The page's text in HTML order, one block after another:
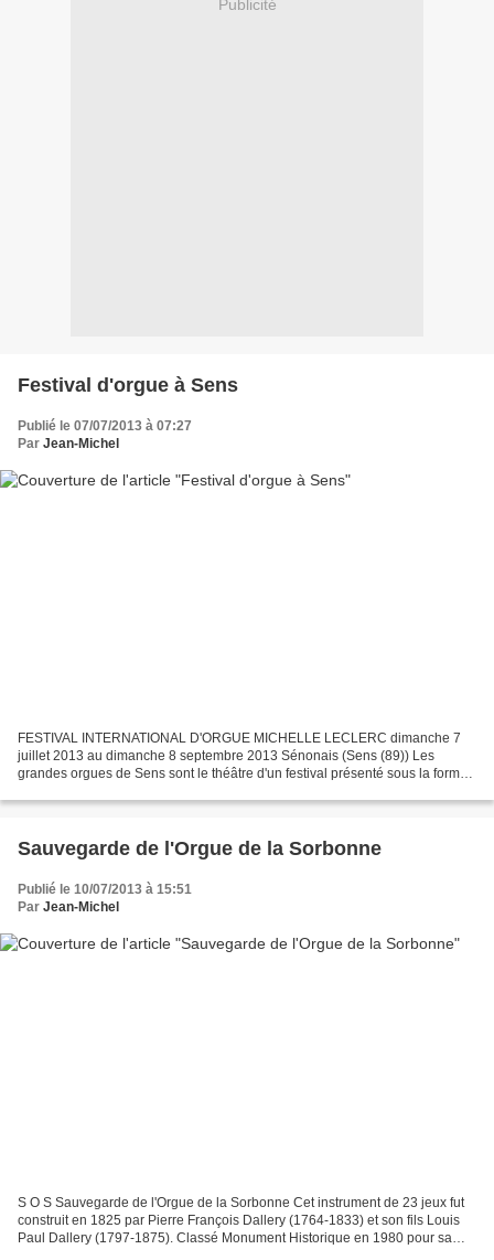
Publicité
Festival d'orgue à Sens
Publié le 07/07/2013 à 07:27
Par Jean-Michel
FESTIVAL INTERNATIONAL D'ORGUE MICHELLE LECLERC dimanche 7
juillet 2013 au dimanche 8 septembre 2013 Sénonais (Sens (89)) Les
grandes orgues de Sens sont le théâtre d'un festival présenté sous la forme
Sauvegarde de l'Orgue de la Sorbonne
Publié le 10/07/2013 à 15:51
Par Jean-Michel
S O S Sauvegarde de l'Orgue de la Sorbonne Cet instrument de 23 jeux fut
construit en 1825 par Pierre François Dallery (1764-1833) et son fils Louis
Paul Dallery (1797-1875). Classé Monument Historique en 1980 pour sa